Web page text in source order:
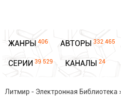
ЖАНРЫ 406 АВТОРЫ 332 465
СЕРИИ 39 529 КАНАЛЫ 24
Литмир - Электронная Библиотека